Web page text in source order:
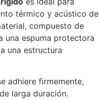
térmico y acústico de
compuesto de
una espuma protectora
una estructura
adhiere firmemente,
larga duración.